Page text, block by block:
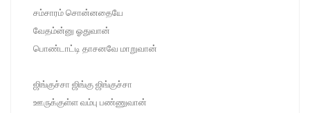
சம்சாரம் சொன்னதையே
வேதம்ன்னு ஓதுவான்
பொண்டாட்டி தாசனவே மாறுவான்
ஜிங்குச்சா ஜிங்கு ஜிங்குச்சா
ஊருக்குள்ள வம்பு பண்ணுவான்